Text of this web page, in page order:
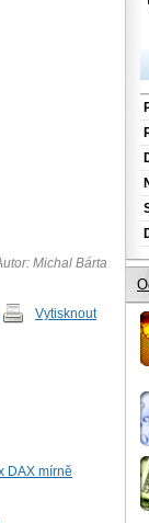
Michal Bárta
Vytisknout
DAX mírně